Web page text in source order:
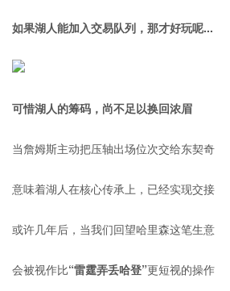
如果湖人能加入交易队列，那才好玩呢...
可惜湖人的筹码，尚不足以换回浓眉
当詹姆斯主动把压轴出场位次交给东契奇
意味着湖人在核心传承上，已经实现交接
或许几年后，当我们回望哈里森这笔生意
会被视作比“雷霆弄丢哈登”更短视的操作